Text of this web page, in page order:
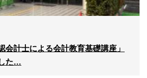
会計士による会計教育基礎講座」
た…